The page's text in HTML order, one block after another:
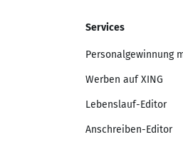
Services
Personalgewinnung
Werben auf XING
Lebenslauf-Editor
Anschreiben-Editor